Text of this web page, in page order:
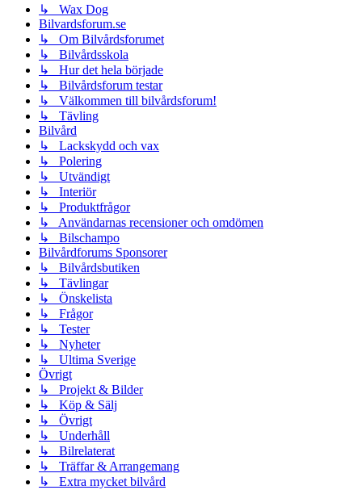
↳ Wax Dog
Bilvardsforum.se
↳ Om Bilvårdsforumet
↳ Bilvårdsskola
↳ Hur det hela började
↳ Bilvårdsforum testar
↳ Välkommen till bilvårdsforum!
↳ Tävling
Bilvård
↳ Lackskydd och vax
↳ Polering
↳ Utvändigt
↳ Interiör
↳ Produktfrågor
↳ Användarnas recensioner och omdömen
↳ Bilschampo
Bilvårdforums Sponsorer
↳ Bilvårdsbutiken
↳ Tävlingar
↳ Önskelista
↳ Frågor
↳ Tester
↳ Nyheter
↳ Ultima Sverige
Övrigt
↳ Projekt & Bilder
↳ Köp & Sälj
↳ Övrigt
↳ Underhåll
↳ Bilrelaterat
↳ Träffar & Arrangemang
↳ Extra mycket bilvård